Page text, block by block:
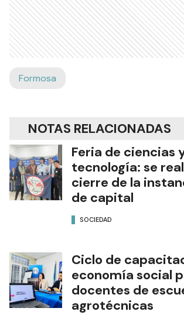
Formosa
NOTAS RELACIONADAS
Feria de ciencias
tecnología: se
cierre de la
de capital
SOCIEDAD
Ciclo de
economía social
docentes de
agrotécnicas